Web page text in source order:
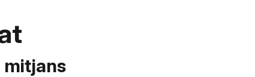
mitjans